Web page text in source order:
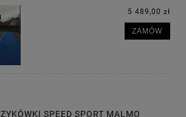
5 489,00 zł
ZAMÓW
SPEED SPORT MALMO